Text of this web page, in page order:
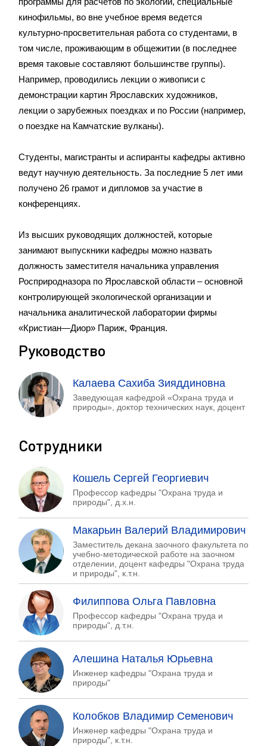
кинофильмы, во вне учебное время ведется
культурно-просветительная работа со студентами, в
том числе, проживающим в общежитии (в последнее
время таковые составляют большинстве группы).
Например, проводились лекции о живописи с
демонстрации картин Ярославских художников,
лекции о зарубежных поездках и по России (например,
о поездке на Камчатские вулканы).
Студенты, магистранты и аспиранты кафедры активно
ведут научную деятельность. За последние 5 лет ими
получено 26 грамот и дипломов за участие в
конференциях.
Из высших руководящих должностей, которые
занимают выпускники кафедры можно назвать
должность заместителя начальника управления
Росприродназора по Ярославской области – основной
контролирующей экологической организации и
начальника аналитической лаборатории фирмы
«Кристиан—Диор» Париж, Франция.
Руководство
Калаева Сахиба Зияддиновна
Заведующая кафедрой «Охрана труда и
природы», доктор технических наук, доцент
Сотрудники
Кошель Сергей Георгиевич
Профессор кафедры "Охрана труда и
природы", д.х.н.
Макарьин Валерий Владимирович
Заместитель декана заочного факультета по
учебно-методической работе на заочном
отделении, доцент кафедры "Охрана труда
и природы", к.т.н.
Филиппова Ольга Павловна
Профессор кафедры "Охрана труда и
природы", д.т.н.
Алешина Наталья Юрьевна
Инженер кафедры "Охрана труда и
природы"
Колобков Владимир Семенович
Инженер кафедры "Охрана труда и
природы", к.т.н.